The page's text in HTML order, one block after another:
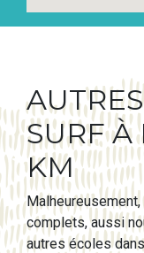
SURF À
KM
complets, aussi
autres écoles